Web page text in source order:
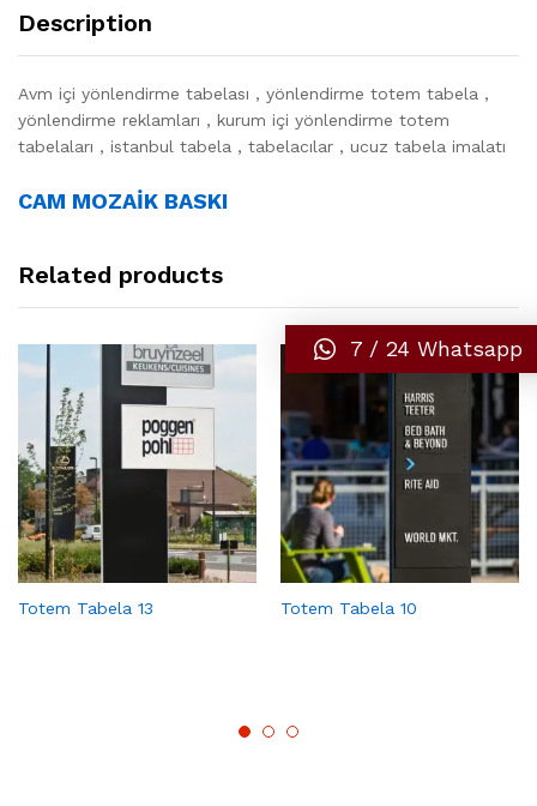
Description
Avm içi yönlendirme tabelası , yönlendirme totem tabela ,
yönlendirme reklamları , kurum içi yönlendirme totem
tabelaları , istanbul tabela , tabelacılar , ucuz tabela imalatı
CAM MOZAİK BASKI
Related products
Totem Tabela 13 Totem Tabela 10
7 / 24 Whatsapp